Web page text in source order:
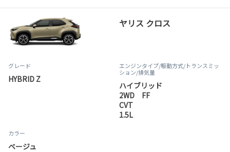
ヤリス クロス
グレード
HYBRID Z
エンジンタイプ/駆動方式/トランスミッ
ション/排気量
ハイブリッド
2WD FF
CVT
1.5L
カラー
ベージュ